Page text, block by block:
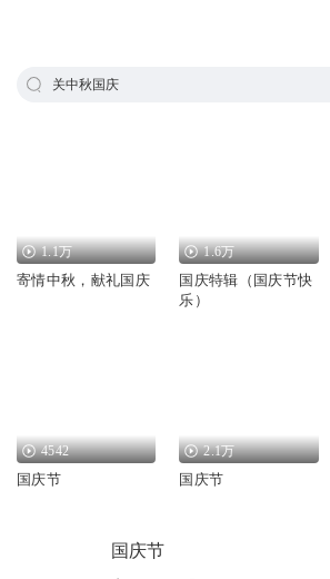
关中秋国庆
1.1万
寄情中秋，献礼国庆
1.6万
国庆特辑（国庆节快
乐）
4542
国庆节
2.1万
国庆节
国庆节